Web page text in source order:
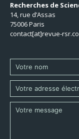
Recherches de
14, rue d’Assas
75006 Paris
contact[at]revue-